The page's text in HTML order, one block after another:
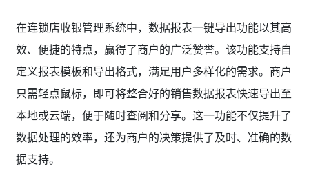
在连锁店收银管理系统中，数据报表一键导出功能以其高
效、便捷的特点，赢得了商户的广泛赞誉。该功能支持自
定义报表模板和导出格式，满足用户多样化的需求。商户
只需轻点鼠标，即可将整合好的销售数据报表快速导出至
本地或云端，便于随时查阅和分享。这一功能不仅提升了
数据处理的效率，还为商户的决策提供了及时、准确的数
据支持。